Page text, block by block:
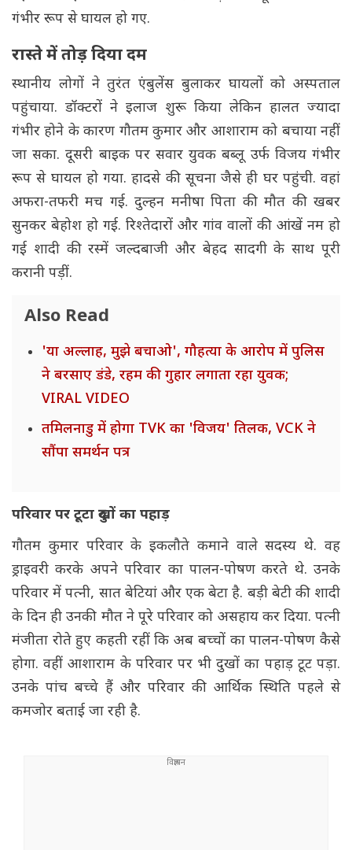
गंभीर रूप से घायल हो गए.
रास्ते में तोड़ दिया दम
स्थानीय लोगों ने तुरंत एंबुलेंस बुलाकर घायलों को अस्पताल
पहुंचाया. डॉक्टरों ने इलाज शुरू किया लेकिन हालत ज्यादा
गंभीर होने के कारण गौतम कुमार और आशाराम को बचाया नहीं
जा सका. दूसरी बाइक पर सवार युवक बब्लू उर्फ विजय गंभीर
रूप से घायल हो गया. हादसे की सूचना जैसे ही घर पहुंची. वहां
अफरा-तफरी मच गई. दुल्हन मनीषा पिता की मौत की खबर
सुनकर बेहोश हो गई. रिश्तेदारों और गांव वालों की आंखें नम हो
गई शादी की रस्में जल्दबाजी और बेहद सादगी के साथ पूरी
करानी पड़ीं.
Also Read
'या अल्लाह, मुझे बचाओ', गौहत्या के आरोप में पुलिस
ने बरसाए डंडे, रहम की गुहार लगाता रहा युवक;
VIRAL VIDEO
तमिलनाडु में होगा TVK का 'विजय' तिलक, VCK ने
सौंपा समर्थन पत्र
परिवार पर टूटा दुखों का पहाड़
गौतम कुमार परिवार के इकलौते कमाने वाले सदस्य थे. वह
ड्राइवरी करके अपने परिवार का पालन-पोषण करते थे. उनके
परिवार में पत्नी, सात बेटियां और एक बेटा है. बड़ी बेटी की शादी
के दिन ही उनकी मौत ने पूरे परिवार को असहाय कर दिया. पत्नी
मंजीता रोते हुए कहती रहीं कि अब बच्चों का पालन-पोषण कैसे
होगा. वहीं आशाराम के परिवार पर भी दुखों का पहाड़ टूट पड़ा.
उनके पांच बच्चे हैं और परिवार की आर्थिक स्थिति पहले से
कमजोर बताई जा रही है.